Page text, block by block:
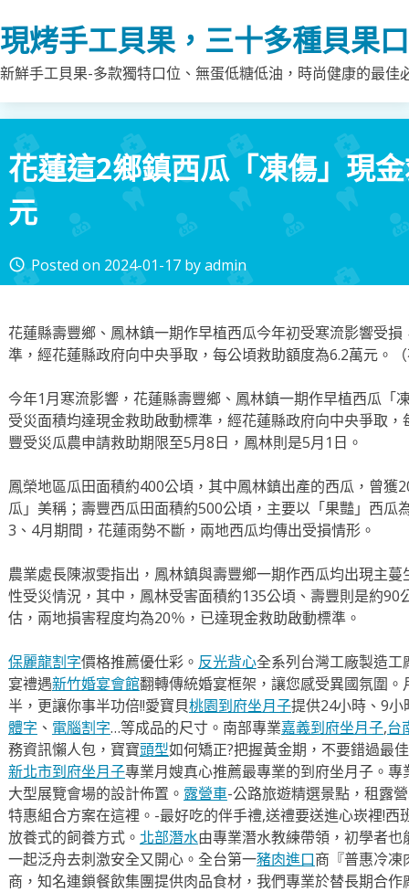
to
content
現烤手工貝果，三十多種貝果
新鮮手工貝果-多款獨特口位、無蛋低糖低油，時尚健康的最
花蓮這2鄉鎮西瓜「凍傷」現
元
access_time Posted on 2024-01-17 byadmin
花蓮縣壽豐鄉、鳳林鎮一期作早植西瓜今年初受寒流影響受
準，經花蓮縣政府向中央爭取，每公頃救助額度為6.2萬元。
今年1月寒流影響，花蓮縣壽豐鄉、鳳林鎮一期作早植西瓜「
受災面積均達現金救助啟動標準，經花蓮縣政府向中央爭取
豐受災瓜農申請救助期限至5月8日，鳳林則是5月1日。
鳳榮地區瓜田面積約400公頃，其中鳳林鎮出產的西瓜，曾獲
瓜」美稱；壽豐西瓜田面積約500公頃，主要以「果豔」西瓜
3、4月期間，花蓮雨勢不斷，兩地西瓜均傳出受損情形。
農業處長陳淑雯指出，鳳林鎮與壽豐鄉一期作西瓜均出現主
性受災情況，其中，鳳林受害面積約135公頃、壽豐則是約90
估，兩地損害程度均為20％，已達現金救助啟動標準。
保麗龍割字價格推薦優仕彩。 反光背心全系列台灣工廠製造
宴禮遇新竹婚宴會館翻轉傳統婚宴框架，讓您感受異國氛圍。
半，更讓你事半功倍!!愛寶貝桃園到府坐月子提供24小時、9
體字 、 電腦割字…等成品的尺寸。南部專業嘉義到府坐月子,台
務資訊懶人包，寶寶頭型如何矯正?把握黃金期，不要錯過最
新北市到府坐月子專業月嫂真心推薦最專業的到府坐月子。專
大型展覽會場的設計佈置。 露營車-公路旅遊精選景點，租露
特惠組合方案在這裡。-最好吃的伴手禮,送禮要送進心崁裡!西
放養式的飼養方式。 北部潛水由專業潛水教練帶領，初學者
一起泛舟去​刺激安全又開心。全台第一豬肉進口商『普惠冷凍
商，知名連鎖餐飲集團提供肉品食材，我們專業於替長期合作